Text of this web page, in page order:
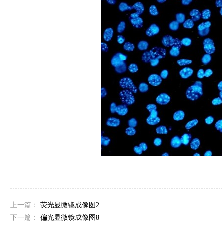
上一篇： 荧光显微镜成像图2
下一篇： 偏光显微镜成像图8